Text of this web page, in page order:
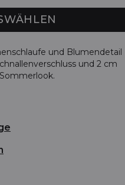
und Blumendetail
und 2 cm